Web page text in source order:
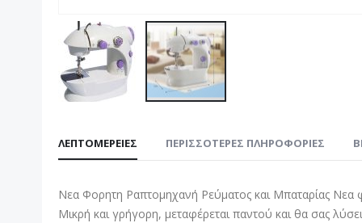
αρχή
συλλογής
εικόνων
ΛΕΠΤΟΜΈΡΕΙΕΣ
Νεα Φορητη Ραπτομηχανή Ρεύματος και Μπαταρίας Νεα
Μικρή και γρήγορη, μεταφέρεται παντού και θα σας
ΠΕΡΙΣΣΌΤΕΡΕΣ ΠΛΗΡΟΦΟΡΊΕΣ